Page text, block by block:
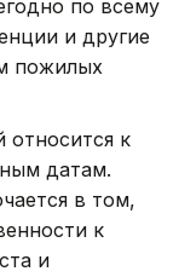
по всему
и другие
пожилых
к
датам.
в том,
к
и